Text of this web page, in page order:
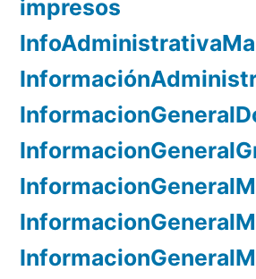
impresos